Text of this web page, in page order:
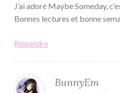
J’ai adoré Maybe Someday,
Bonnes lectures et bonne
Répondre
BunnyEm